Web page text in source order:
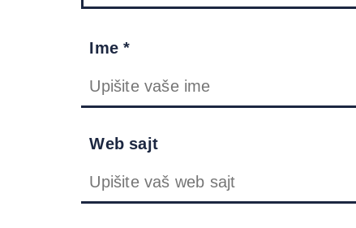
Ime *
Web sajt